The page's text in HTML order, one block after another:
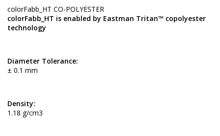
colorFabb_HT CO-POLYESTER
colorFabb_HT is enabled by Eastman Tritan™ copolyester
technology
Diameter Tolerance:
± 0.1 mm
Density:
1.18 g/cm3